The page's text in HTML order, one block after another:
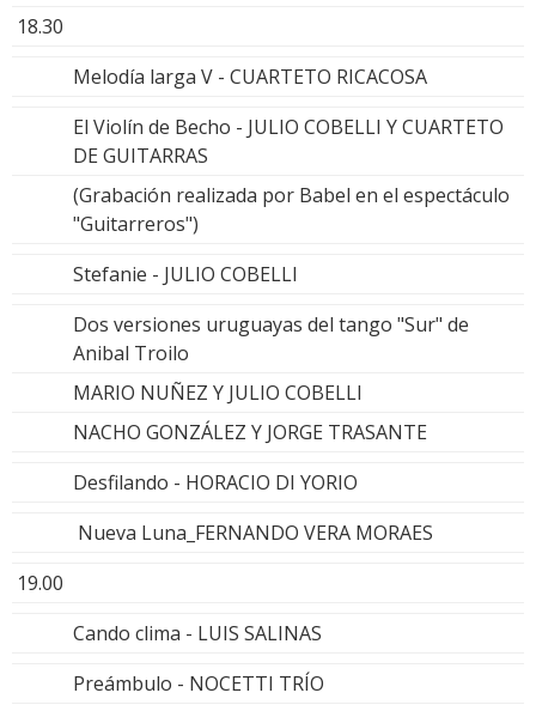
18.30
Melodía larga V - CUARTETO RICACOSA
El Violín de Becho - JULIO COBELLI Y CUARTETO
DE GUITARRAS
(Grabación realizada por Babel en el espectáculo
"Guitarreros")
Stefanie - JULIO COBELLI
Dos versiones uruguayas del tango "Sur" de
Anibal Troilo
MARIO NUÑEZ Y JULIO COBELLI
NACHO GONZÁLEZ Y JORGE TRASANTE
Desfilando - HORACIO DI YORIO
Nueva Luna_FERNANDO VERA MORAES
19.00
Cando clima - LUIS SALINAS
Preámbulo - NOCETTI TRÍO